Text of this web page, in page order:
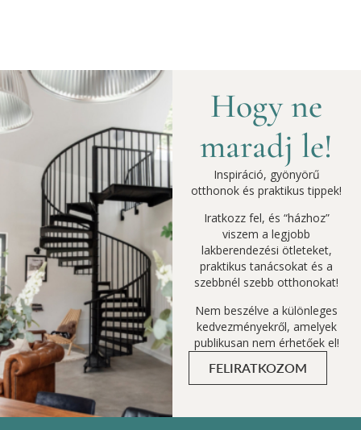
Hogy ne
maradj le!
Inspiráció, gyönyörű
otthonok és praktikus tippek!
Iratkozz fel, és “házhoz”
viszem a legjobb
lakberendezési ötleteket,
praktikus tanácsokat és a
szebbnél szebb otthonokat!
Nem beszélve a különleges
kedvezményekről, amelyek
publikusan nem érhetőek el!
FELIRATKOZOM